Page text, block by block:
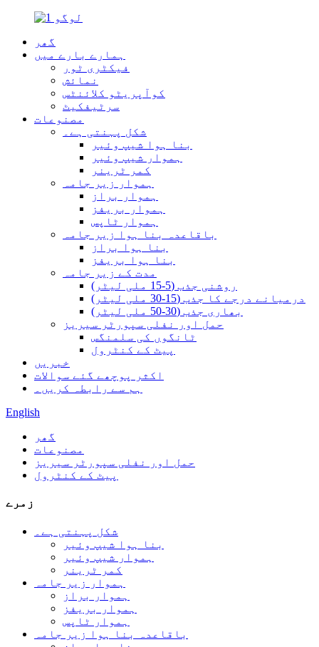
گھر
ہمارے بارے میں
فیکٹری ٹور
نمائش
کوآپریٹو کلائنٹس
سرٹیفکیٹ
مصنوعات
شکل پہنتی ہے۔
بنا ہوا شیپ وئیر
ہموار شیپ وئیر
کمر ٹرینر
ہموار زیر جامہ
ہموار براز
ہموار بریفز
ہموار ٹاپس
باقاعدہ بنا ہوا زیر جامہ
بنا ہوا براز
بنا ہوا بریفز
مدت کے زیر جامہ
روشنی جذب (5-15 ملی لیٹر)
درمیانے درجے کا جذب (15-30 ملی لیٹر)
بھاری جذب (30-50 ملی لیٹر)
حمل اور نفلی سپورٹر سیریز
ٹانگوں کی سلمنگس
پیٹ کے کنٹرول
خبریں
اکثر پوچھے گئے سوالات
ہم سے رابطہ کریں۔
English
گھر
مصنوعات
حمل اور نفلی سپورٹر سیریز
پیٹ کے کنٹرول
زمرے
شکل پہنتی ہے۔
بنا ہوا شیپ وئیر
ہموار شیپ وئیر
کمر ٹرینر
ہموار زیر جامہ
ہموار براز
ہموار بریفز
ہموار ٹاپس
باقاعدہ بنا ہوا زیر جامہ